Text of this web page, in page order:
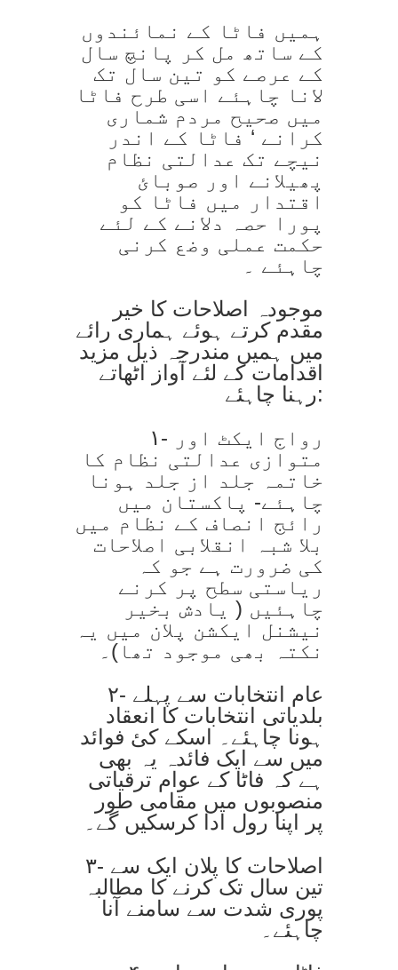
ہمیں فاٹا کے نمائندوں
کے ساتھ مل کر پانچ سال
کے عرصے کو تین سال تک
لانا چاہئے اسی طرح فاٹا
میں صحیح مردم شماری
کرانے ‘ فاٹا کے اندر
نیچے تک عدالتی نظام
پھیلانے اور صوبائ
اقتدار میں فاٹا کو
پورا حصہ دلانے کے لئے
حکمت عملی وضع کرنی
چاہئے ۔
موجودہ اصلاحات کا خیر
مقدم کرتے ہوئے ہماری رائے
میں ہمیں مندرجہ ذیل مزید
اقدامات کے لئے آواز اٹھاتے
رہنا چاہئے:
۱- رواج ایکٹ اور
متوازی عدالتی نظام کا
خاتمہ جلد از جلد ہونا
چاہئے- پاکستان میں
رائج انصاف کے نظام میں
بلا شبہ انقلابی اصلاحات
کی ضرورت ہے جو کہ
ریاستی سطح پر کرنے
چاہئیں ( یادش بخیر
نیشنل ایکشن پلان میں یہ
نکتہ بھی موجود تھا)۔
۲- عام انتخابات سے پہلے
بلدیاتی انتخابات کا انعقاد
ہونا چاہئے۔ اسکے کئ فوائد
میں سے ایک فائدہ یہ بھی
ہے کہ فاٹا کے عوام ترقیاتی
منصوبوں میں مقامی طور
پر اپنا رول ادا کرسکیں گے۔
۳- اصلاحات کا پلان ایک سے
تین سال تک کرنے کا مطالبہ
پوری شدت سے سامنے آنا
چاہئے۔